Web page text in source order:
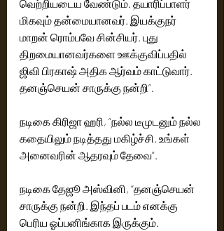
வெற்றியடைய வேண்டும். தயாரிப்பாளர்
மிகவும் தன்மையானவர். இயக்குநர்
மாறன் ரொம்பவே சின்சியர். புது
திறமையானவர்களை ஊக்குவிப்பதில்
ஜிவி பிரகாஷ் அதிக ஆர்வம் காட்டுவார்.
தனஞ்செயன் சாருக்கு நன்றி”.
நடிகை கிரிஜா ஹரி, “நல்ல டீமுடனும் நல்ல
கதையிலும் நடித்தது மகிழ்ச்சி. உங்கள்
அனைவரின் ஆதரவும் தேவை”.
நடிகை தேஜூ அஸ்வினி, “தனஞ்செயன்
சாருக்கு நன்றி. இந்தப் படம் எனக்கு
பெரிய ஓப்பனிங்காக இருக்கும்.